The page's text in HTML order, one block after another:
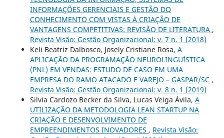
INFORMAÇÕES GERENCIAIS E GESTÃO DO
CONHECIMENTO COM VISTAS À CRIAÇÃO DE
VANTAGENS COMPETITIVAS: REVISÃO DE LITERATURA ,
Revista Visão: Gestão Organizacional: v. 7 n. 1 (2018)
Keli Beatriz Dalbosco, Josely Cristiane Rosa, A
APLICAÇÃO DA PROGRAMAÇÃO NEUROLINGUÍSTICA
(PNL) EM VENDAS: ESTUDO DE CASO EM UMA
EMPRESA DO RAMO ATACADO E VAREJO – GASPAR/SC ,
Revista Visão: Gestão Organizacional: v. 8 n. 1 (2019)
Silvia Cardozo Becker da Silva, Lucas Veiga Ávila, A
UTILIZAÇÃO DA METODOLOGIA LEAN STARTUP NA
CRIAÇÃO E DESENVOLVIMENTO DE
EMPREENDIMENTOS INOVADORES , Revista Visão: